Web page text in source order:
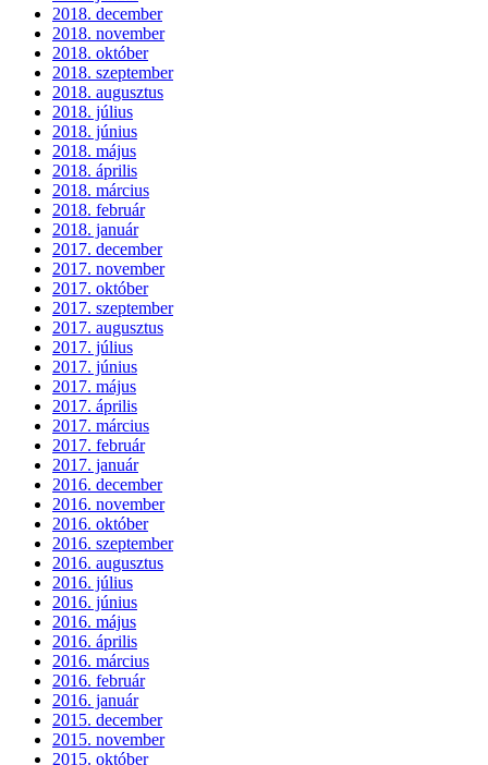
2018. december
2018. november
2018. október
2018. szeptember
2018. augusztus
2018. július
2018. június
2018. május
2018. április
2018. március
2018. február
2018. január
2017. december
2017. november
2017. október
2017. szeptember
2017. augusztus
2017. július
2017. június
2017. május
2017. április
2017. március
2017. február
2017. január
2016. december
2016. november
2016. október
2016. szeptember
2016. augusztus
2016. július
2016. június
2016. május
2016. április
2016. március
2016. február
2016. január
2015. december
2015. november
2015. október